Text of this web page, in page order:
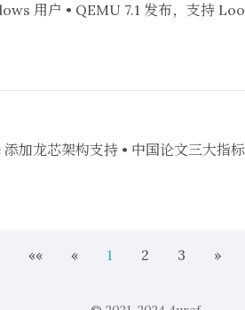
用户 • QEMU 7.1 发布，支持
加龙芯架构支持 • 中国论文三大指
«« « 1 2 3 »